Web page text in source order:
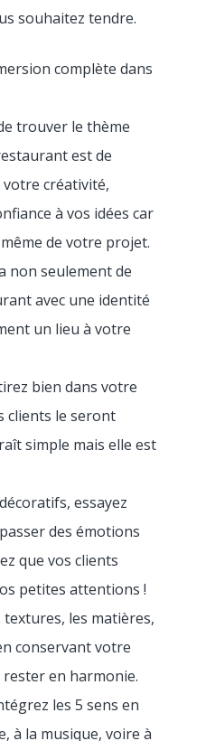
souhaitez tendre.
complète dans
trouver le thème
est de
créativité,
à vos idées car
de votre projet.
non seulement de
avec une identité
un lieu à votre
bien dans votre
clients le seront
simple mais elle est
essayez
des émotions
que vos clients
petites attentions !
textures, les matières,
conservant votre
en harmonie.
les 5 sens en
à la musique, voire à